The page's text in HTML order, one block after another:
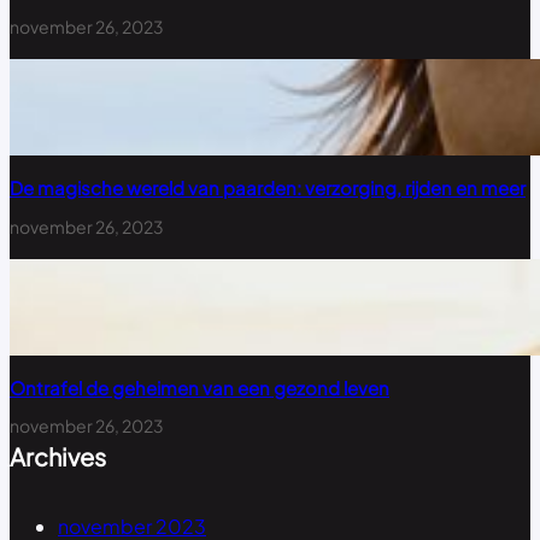
november 26, 2023
De magische wereld van paarden: verzorging, rijden en meer
november 26, 2023
Ontrafel de geheimen van een gezond leven
november 26, 2023
Archives
november 2023